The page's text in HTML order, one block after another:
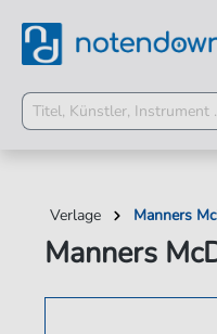
Verlage Manners
Manners